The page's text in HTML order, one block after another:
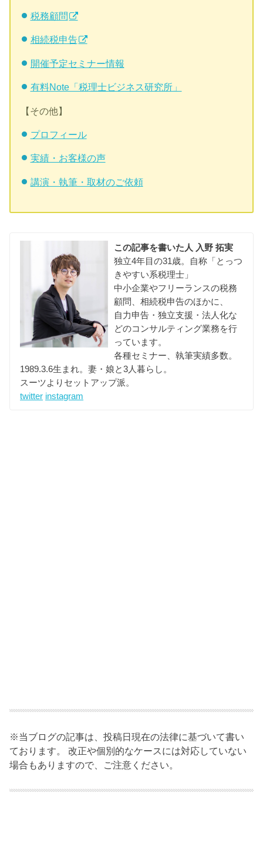
税務顧問
相続税申告
開催予定セミナー情報
有料Note「税理士ビジネス研究所」
【その他】
プロフィール
実績・お客様の声
講演・執筆・取材のご依頼
この記事を書いた人 入野 拓実
独立4年目の31歳。自称「とっつ
きやすい系税理士」
中小企業やフリーランスの税務
顧問、相続税申告のほかに、
自力申告・独立支援・法人化な
どのコンサルティング業務を行
っています。
各種セミナー、執筆実績多数。
1989.3.6生まれ。妻・娘と3人暮らし。
スーツよりセットアップ派。
twitter instagram
※当ブログの記事は、投稿日現在の法律に基づいて書い
ております。 改正や個別的なケースには対応していない
場合もありますので、ご注意ください。